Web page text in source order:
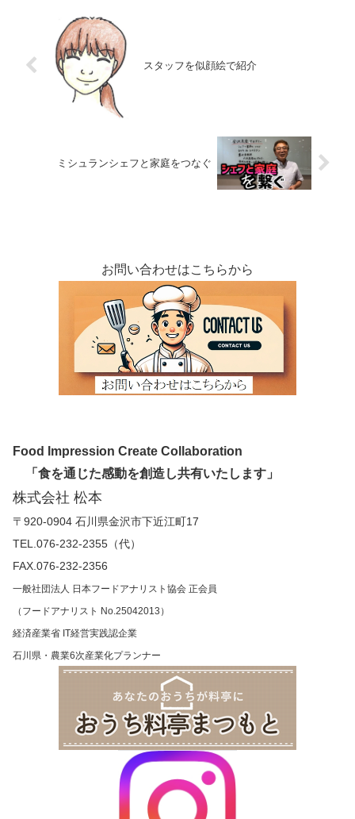
スタッフを似顔絵で紹介
ミシュランシェフと家庭をつなぐ
お問い合わせはこちらから
Food Impression Create Collaboration
「食を通じた感動を創造し共有いたします」
株式会社 松本
〒920-0904 石川県金沢市下近江町17
TEL.076-232-2355（代）
FAX.076-232-2356
一般社団法人 日本フードアナリスト協会 正会員
（フードアナリスト No.25042013）
経済産業省 IT経営実践認企業
石川県・農業6次産業化プランナー